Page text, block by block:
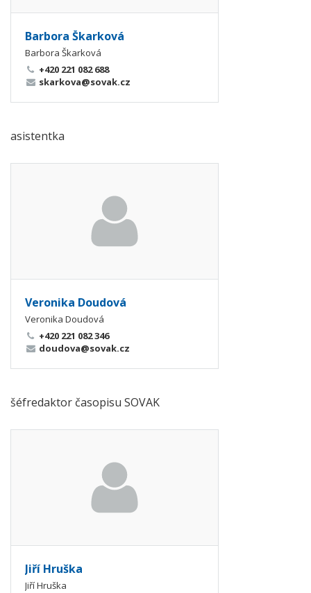
Barbora Škarková
Barbora Škarková
+420 221 082 688
skarkova@sovak.cz
asistentka
Veronika Doudová
Veronika Doudová
+420 221 082 346
doudova@sovak.cz
šéfredaktor časopisu SOVAK
Jiří Hruška
Jiří Hruška